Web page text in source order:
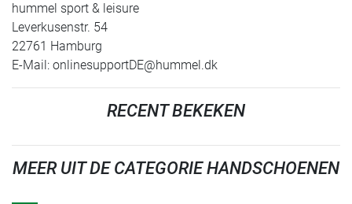
hummel sport & leisure
Leverkusenstr. 54
22761 Hamburg
E-Mail: onlinesupportDE@hummel.dk
RECENT BEKEKEN
MEER UIT DE CATEGORIE HANDSCHOENEN